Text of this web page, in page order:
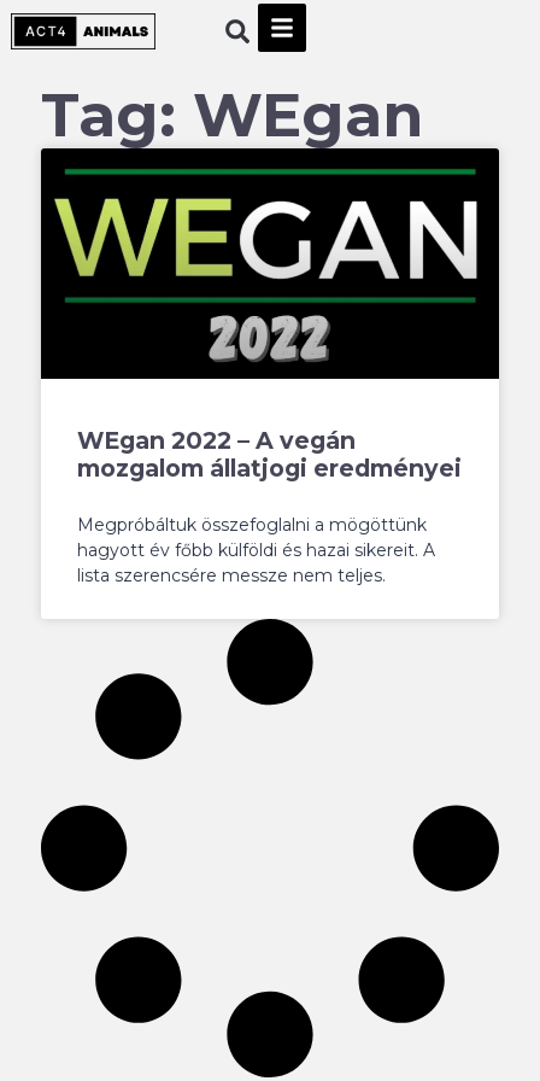
Tag: WEgan
WEgan 2022 – A vegán
mozgalom állatjogi eredményei
Megpróbáltuk összefoglalni a mögöttünk
hagyott év főbb külföldi és hazai sikereit. A
lista szerencsére messze nem teljes.